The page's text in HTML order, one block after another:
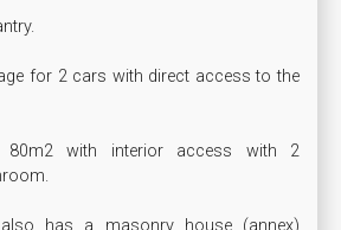
for 2 cars with direct access to the
80m2 with interior access with 2
has a masonry house (annex)